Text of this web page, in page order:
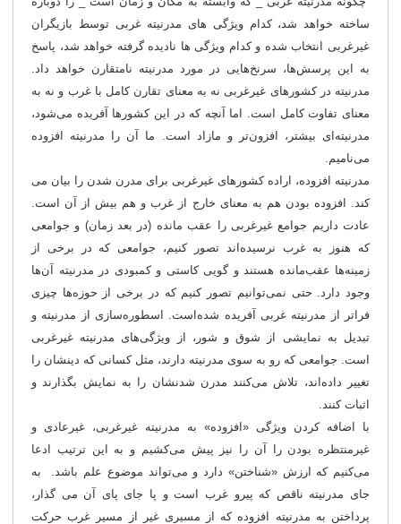
ساخته خواهد شد، کدام ویژگی های مدرنیته غربی توسط بازیگران
غیرغربی انتخاب شده و کدام ویژگی ها نادیده گرفته خواهد شد، پاسخ
به این پرسش‌ها، سرنخ‌هایی در مورد مدرنیته نامتقارن خواهد داد.
مدرنیته در کشورهای غیرغربی نه به معنای تقارن کامل با غرب و نه به
معنای تفاوت کامل است. اما آنچه که در این کشورها آفریده می‌شود،
مدرنیته‌ای بیشتر، افزون‌تر و مازاد است. ما آن را مدرنیته افزوده
می‌نامیم.
مدرنیته افزوده، اراده کشورهای غیرغربی برای مدرن شدن را بیان می
کند. افزوده بودن هم به معنای خارج از غرب و هم بیش از آن است.
عادت داریم جوامع غیرغربی را عقب مانده (در بعد زمان) و جوامعی
که هنوز به غرب نرسیده‌اند تصور کنیم، جوامعی که در برخی از
زمینه‌ها عقب‌مانده هستند و گویی کاستی و کمبودی در مدرنیته آن‌ها
وجود دارد. حتی نمی‌توانیم تصور کنیم که در برخی از حوزه‌ها چیزی
فراتر از مدرنیته غربی آفریده شده‌است. اسطوره‌سازی از مدرنیته و
تبدیل به نمایشی از شوق و شور، از ویژگی‌های مدرنیته غیرغربی
است. جوامعی که رو به سوی مدرنیته دارند، مثل کسانی که دینشان را
تغییر داده‌اند، تلاش می‌کنند مدرن شدنشان را به نمایش بگذارند و
اثبات کنند.
با اضافه کردن ویژگی «افزوده» به مدرنیته غیرغربی، غیرعادی و
غیرمنتظره بودن را آن را نیز پیش می‌کشیم و به این ترتیب ادعا
می‌کنیم که ارزش «شناختن» دارد و می‌تواند موضوع علم باشد. به
جای مدرنیته ناقص که پیرو غرب است و پا جای پای آن می گذار،
پرداختن به مدرنیته افزوده که از مسیری غیر از مسیر غرب حرکت